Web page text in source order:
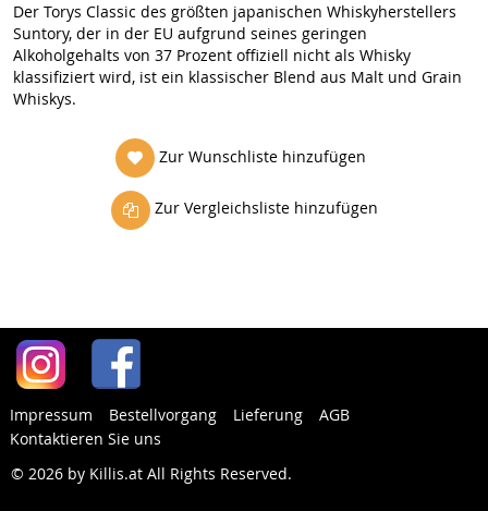
Der Torys Classic des größten japanischen Whiskyherstellers
Suntory, der in der EU aufgrund seines geringen
Alkoholgehalts von 37 Prozent offiziell nicht als Whisky
klassifiziert wird, ist ein klassischer Blend aus Malt und Grain
Whiskys.
Zur Wunschliste hinzufügen
Zur Vergleichsliste hinzufügen
Impressum Bestellvorgang Lieferung
AGB
Kontaktieren Sie uns
© 2026 by Killis.at All Rights Reserved.